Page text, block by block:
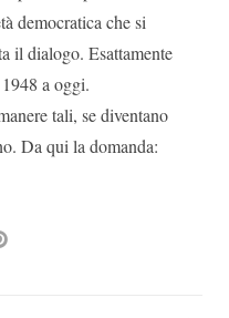
democratica che si
il dialogo. Esattamente
a oggi.
tali, se diventano
Da qui la domanda: